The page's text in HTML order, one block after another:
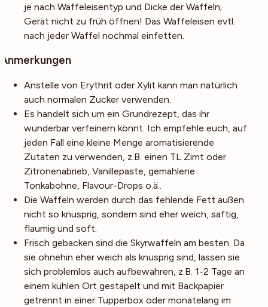
je nach Waffeleisentyp und Dicke der Waffeln;
Gerät nicht zu früh öffnen! Das Waffeleisen evtl.
nach jeder Waffel nochmal einfetten.
Anmerkungen
Anstelle von Erythrit oder Xylit kann man natürlich
auch normalen Zucker verwenden.
Es handelt sich um ein Grundrezept, das ihr
wunderbar verfeinern könnt. Ich empfehle euch, auf
jeden Fall eine kleine Menge aromatisierende
Zutaten zu verwenden, z.B. einen TL Zimt oder
Zitronenabrieb, Vanillepaste, gemahlene
Tonkabohne, Flavour-Drops o.ä..
Die Waffeln werden durch das fehlende Fett außen
nicht so knusprig, sondern sind eher weich, saftig,
flaumig und soft.
Frisch gebacken sind die Skyrwaffeln am besten. Da
sie ohnehin eher weich als knusprig sind, lassen sie
sich problemlos auch aufbewahren, z.B. 1-2 Tage an
einem kühlen Ort gestapelt und mit Backpapier
getrennt in einer Tupperbox oder monatelang im